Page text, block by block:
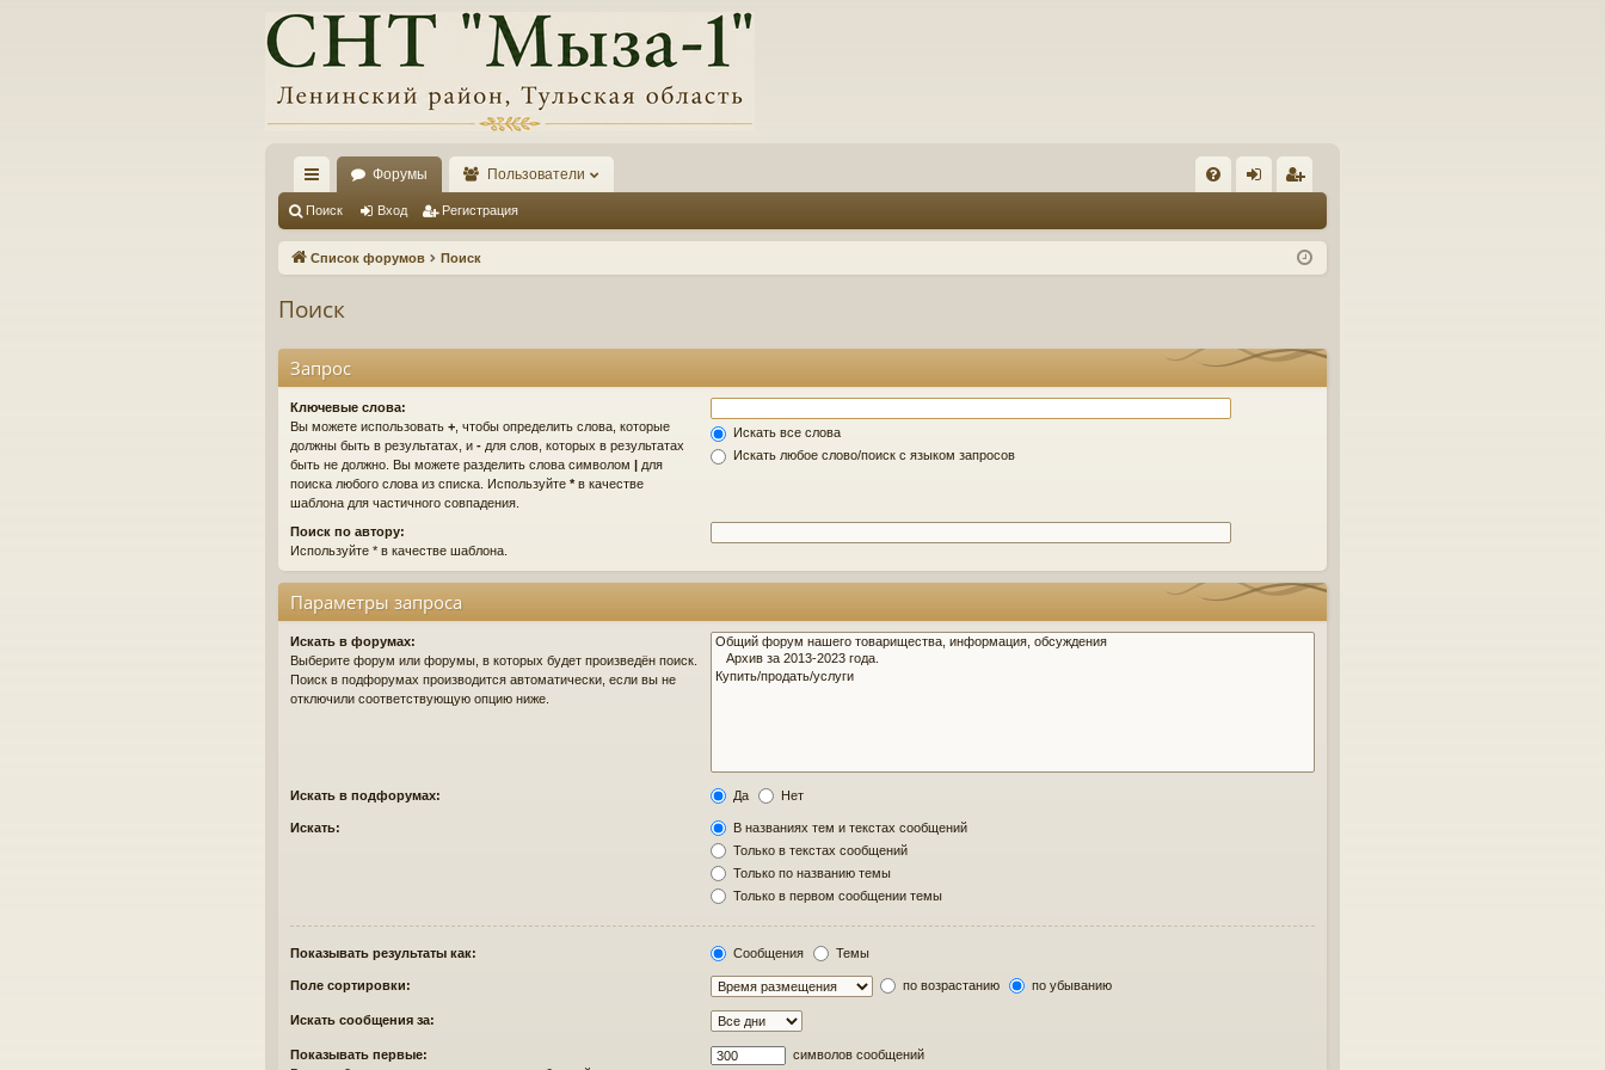
с
ы
и
Форумы Пользователи
Q д ис
ия
Поиск Вход Регистрация
Список форумов Поиск
Поиск
Запрос
Ключевые слова:
Вы можете использовать + , чтобы определить слова, которые
должны быть в результатах, и - для слов, которых в результатах
быть не должно. Вы можете разделить слова символом | для
поиска любого слова из списка. Используйте *в качестве
шаблона для частичного совпадения.
Искать все слова
Искать любое слово/поиск с языком запросов
Поиск по автору:
Используйте * в качестве шаблона.
Параметры запроса
Искать в форумах:
Выберите форум или форумы, в которых будет произведён поиск.
Поиск в подфорумах производится автоматически, если вы не
отключили соответствующую опцию ниже.
Искать в подфорумах: Да Нет
Искать:
В названиях тем и текстах сообщений
Только в текстах сообщений
Только по названию темы
Только в первом сообщении темы
Показывать результаты как: Сообщения Темы
Поле сортировки: по возрастанию по убыванию
Искать сообщения за:
Показывать первые:
символов сообщений